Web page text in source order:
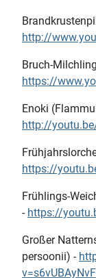
http://
Bruch-
https://
Enoki
http://
https://
Frühlings-
- https://
Großer
persoonii) -